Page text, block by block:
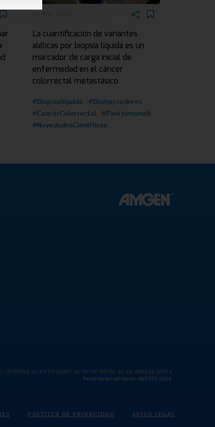
La cuantificación de variantes
alélicas por biopsia líquida es un
marcador de carga inicial de
enfermedad en el cáncer
colorrectal metastásico
#Biopsialiquida
#Biomarcadores
#CancerColorrectal
#Panitumumab
#NovedadesCientificas
POLÍTICA DE PRIVACIDAD AVISO LEGAL
CP-00064, SC-ES-CP-00007, SC-ES-CP-00100, SC-ES-AMG145-00544
Fecha de actualización AGOSTO 2026